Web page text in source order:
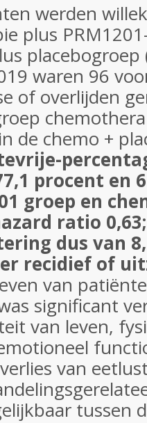
werden
plus
placebogroep
waren 96
of overlijden
de chemo +
procent en
groep en
ratio
dus van
recidief of
van
significant
van leven,
van
tussen